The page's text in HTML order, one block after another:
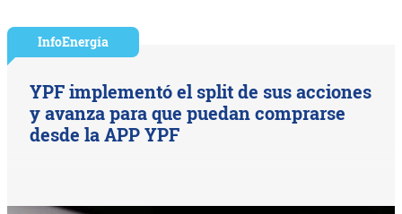
InfoEnergía
YPF implementó el split de sus acciones
y avanza para que puedan comprarse
desde la APP YPF